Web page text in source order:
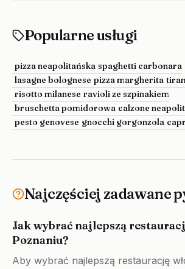
Popularne usługi
pizza neapolitańska spaghetti carbonara
lasagne bolognese pizza margherita
risotto milanese ravioli ze szpinakiem
bruschetta pomidorowa calzone
pesto genovese gnocchi gorgonzola
Najczęściej zadawane
Jak wybrać najlepszą
Poznaniu?
Aby wybrać najlepszą restaurację